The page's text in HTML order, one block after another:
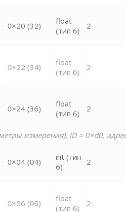
0×20 (32)
float
(тип 6)
2
0×22 (34)
float
(тип 6)
2
0×24 (36)
float
(тип 6)
2
измерения), ID = 0×d0,
0×04 (04)
int (тип
6)
2
0×06 (06)
float
(тип 6)
2